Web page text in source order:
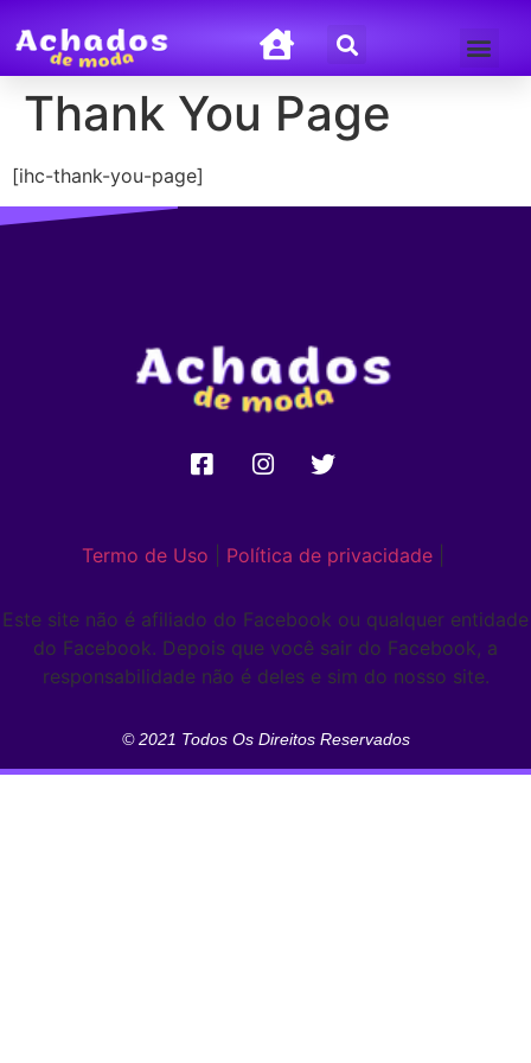
Thank You Page
[ihc-thank-you-page]
Termo de Uso Política de privacidade|
Este site não é afiliado do Facebook ou qualquer entidade
do Facebook. Depois que você sair do Facebook, a
responsabilidade não é deles e sim do nosso site.
© 2021 Todos Os Direitos Reservados